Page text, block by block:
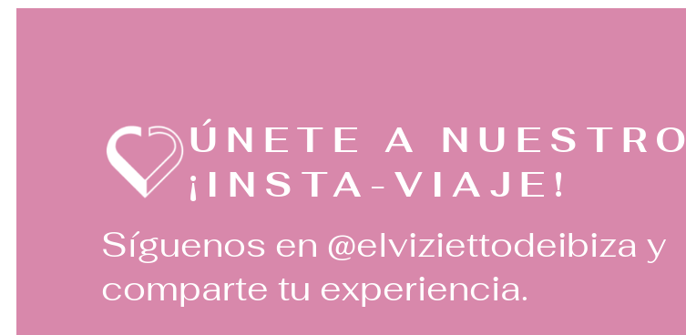
ÚNETE A NUESTRO
¡INSTA-VIAJE!
Síguenos en @elviziettodeibiza y
comparte tu experiencia.